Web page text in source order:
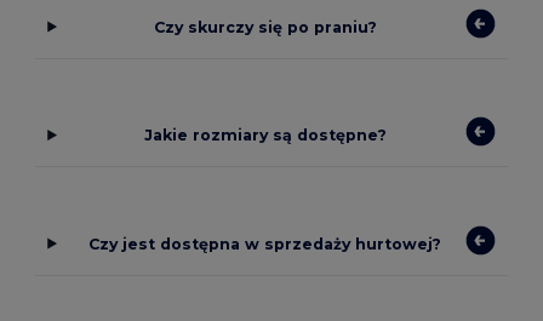
Czy skurczy się po praniu?
Jakie rozmiary są dostępne?
Czy jest dostępna w sprzedaży hurtowej?